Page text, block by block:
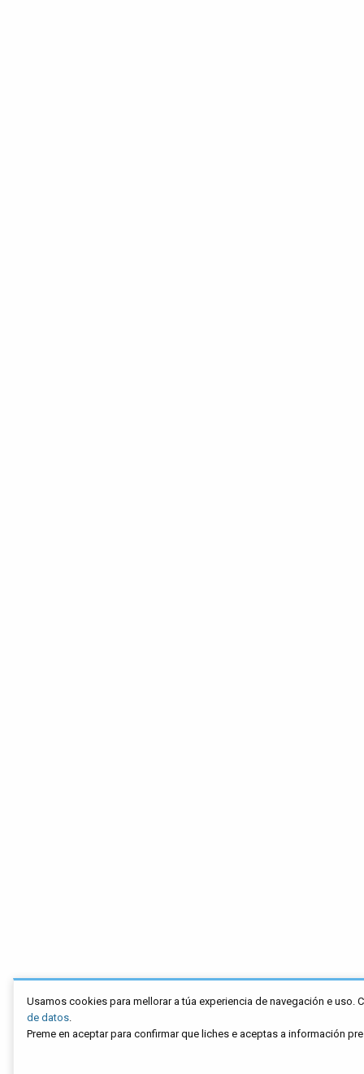
Usamos cookies para mellorar a túa experiencia de navegación e uso.
de datos
Preme en aceptar para confirmar que liches e aceptas a información